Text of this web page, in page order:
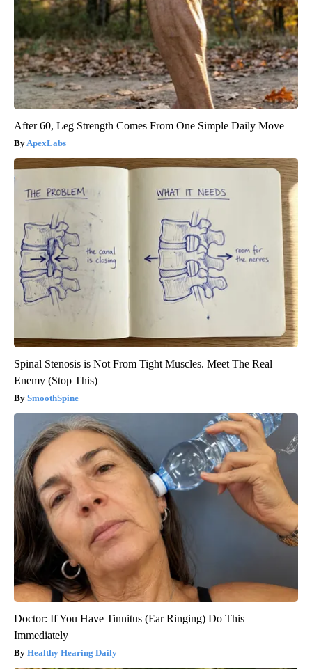
After 60, Leg Strength Comes From One Simple Daily Move
ApexLabs
Spinal Stenosis is Not From Tight Muscles. Meet The Real
Enemy (Stop This)
SmoothSpine
Doctor: If You Have Tinnitus (Ear Ringing) Do This
Immediately
Healthy Hearing Daily